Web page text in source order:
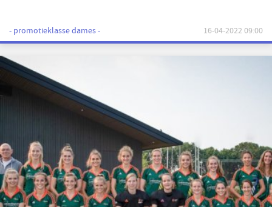
- promotieklasse dames - 16-04-2022 09:00